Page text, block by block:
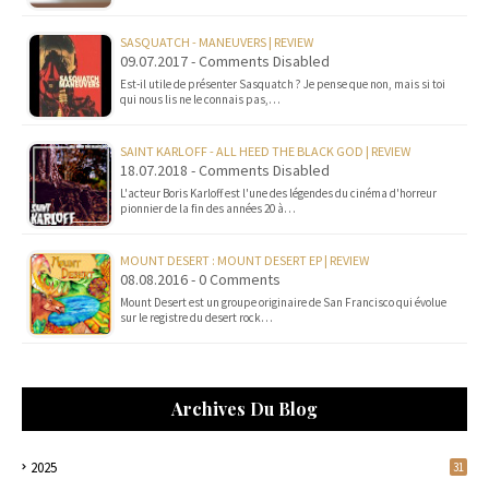
SASQUATCH - MANEUVERS | REVIEW
09.07.2017 - Comments Disabled
Est-il utile de présenter Sasquatch ? Je pense que non, mais si toi
qui nous lis ne le connais pas,…
SAINT KARLOFF - ALL HEED THE BLACK GOD | REVIEW
18.07.2018 - Comments Disabled
L'acteur Boris Karloff est l'une des légendes du cinéma d'horreur
pionnier de la fin des années 20 à…
MOUNT DESERT : MOUNT DESERT EP | REVIEW
08.08.2016 - 0 Comments
Mount Desert est un groupe originaire de San Francisco qui évolue
sur le registre du desert rock…
Archives Du Blog
2025 31